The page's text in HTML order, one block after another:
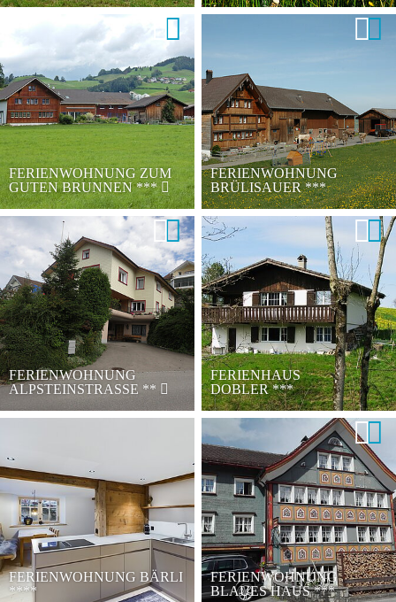
FERIENWOHNUNG ZUM
GUTEN BRUNNEN***
FERIENWOHNUNG
BRÜLISAUER***
FERIENWOHNUNG
ALPSTEINSTRASSE **
FERIENHAUS
DOBLER***
FERIENWOHNUNG BÄRLI
****
FERIENWOHNUNG
BLAUES HAUS***